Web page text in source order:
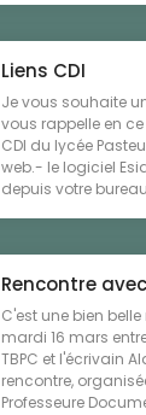
Liens CDI
Je vous souhaite
vous rappelle en
CDI du lycée
web.- le logiciel
depuis votre
Rencontre
C'est une bien
mardi 16 mars entre
TBPC et l'écrivain
rencontre,
Professeure